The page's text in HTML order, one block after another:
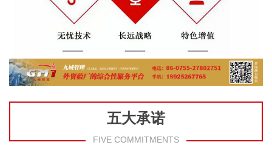
五大承诺
FIVE COMMITMENTS